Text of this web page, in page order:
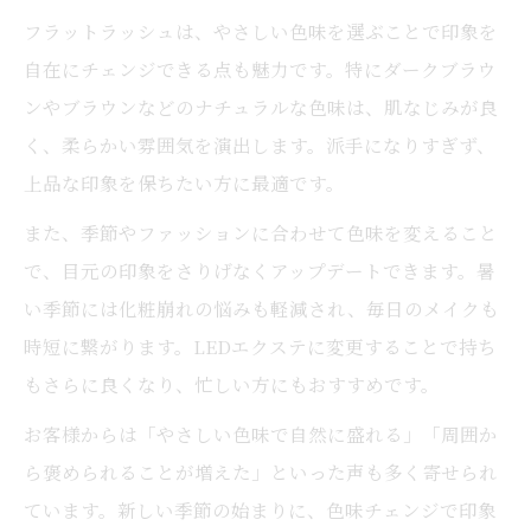
フラットラッシュは、やさしい色味を選ぶことで印象を
自在にチェンジできる点も魅力です。特にダークブラウ
ンやブラウンなどのナチュラルな色味は、肌なじみが良
く、柔らかい雰囲気を演出します。派手になりすぎず、
上品な印象を保ちたい方に最適です。
また、季節やファッションに合わせて色味を変えること
で、目元の印象をさりげなくアップデートできます。暑
い季節には化粧崩れの悩みも軽減され、毎日のメイクも
時短に繋がります。LEDエクステに変更することで持ち
もさらに良くなり、忙しい方にもおすすめです。
お客様からは「やさしい色味で自然に盛れる」「周囲か
ら褒められることが増えた」といった声も多く寄せられ
ています。新しい季節の始まりに、色味チェンジで印象